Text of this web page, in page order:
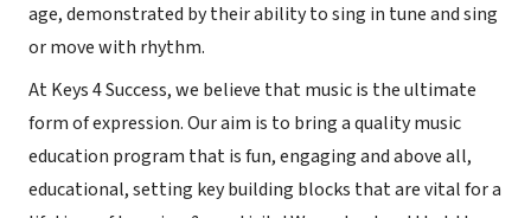
age, demonstrated by their ability to sing in tune and sing
or move with rhythm.
At Keys 4 Success, we believe that music is the ultimate
form of expression. Our aim is to bring a quality music
education program that is fun, engaging and above all,
educational, setting key building blocks that are vital for a